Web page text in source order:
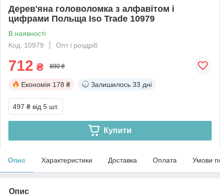
Дерев'яна головоломка з алфавітом і
цифрами Польща Iso Trade 10979
В наявності
Код: 10979
Опт і роздріб
712 ₴ 890 ₴
Економія 178 ₴ Залишилось 33 дні
497 ₴ від 5 шт.
Купити
Опис Характеристики Доставка Оплата Умови
Опис